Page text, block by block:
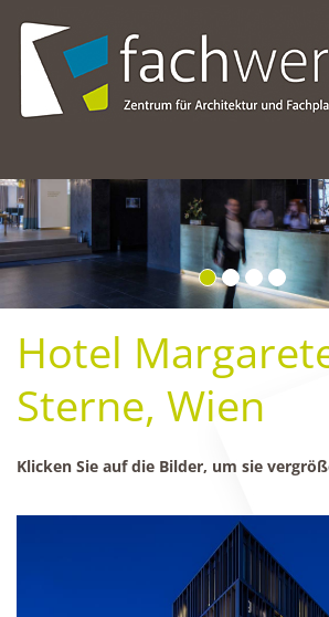
Hotel
Sterne, Wien
Klicken Sie auf die Bilder, um sie